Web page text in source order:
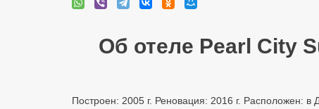
Об отеле Pearl City
Построен: 2005 г. Реновация: 2016 г. Расположен: